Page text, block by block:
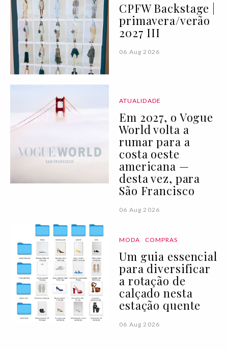
CPFW Backstage |
primavera/verão
2027 III
06 Aug 2026
ATUALIDADE
Em 2027, o Vogue
World volta a
rumar para a
costa oeste
americana —
desta vez, para
São Francisco
06 Aug 2026
MODA COMPRAS
Um guia essencial
para diversificar
a rotação de
calçado nesta
estação quente
06 Aug 2026